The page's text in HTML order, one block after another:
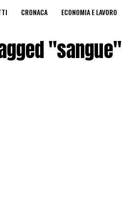
CRONACA ECONOMIA E LAVORO
"sangue"